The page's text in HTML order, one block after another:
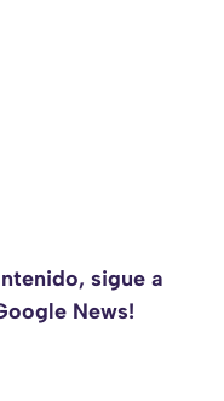
sigue a
News!